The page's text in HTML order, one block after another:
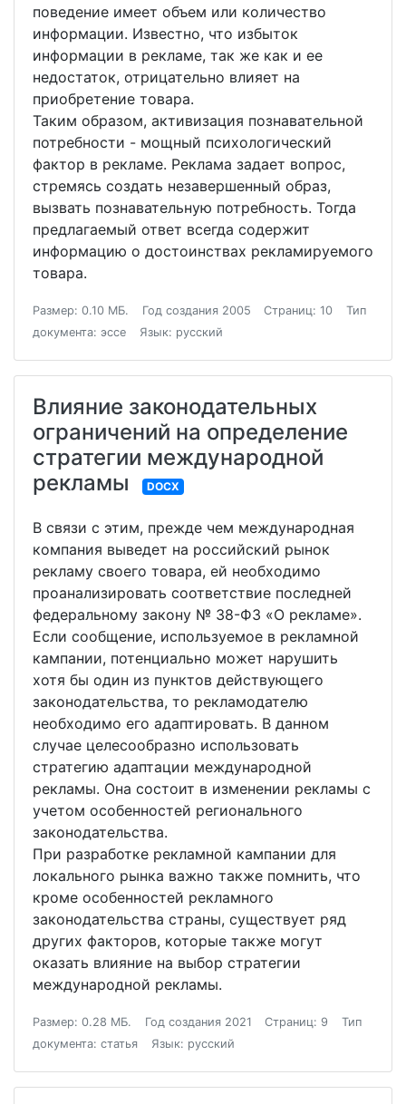
поведение имеет объем или количество
информации. Известно, что избыток
информации в рекламе, так же как и ее
недостаток, отрицательно влияет на
приобретение товара.
Таким образом, активизация познавательной
потребности - мощный психологический
фактор в рекламе. Реклама задает вопрос,
стремясь создать незавершенный образ,
вызвать познавательную потребность. Тогда
предлагаемый ответ всегда содержит
информацию о достоинствах рекламируемого
товара.
Размер: 0.10 МБ. Год создания 2005 Страниц: 10
Тип
документа: эссе
Язык: русский
Влияние законодательных
ограничений на определение
стратегии международной
рекламы
DOCX
В связи с этим, прежде чем международная
компания выведет на российский рынок
рекламу своего товара, ей необходимо
проанализировать соответствие последней
федеральному закону № 38-ФЗ «О рекламе».
Если сообщение, используемое в рекламной
кампании, потенциально может нарушить
хотя бы один из пунктов действующего
законодательства, то рекламодателю
необходимо его адаптировать. В данном
случае целесообразно использовать
стратегию адаптации международной
рекламы. Она состоит в изменении рекламы с
учетом особенностей регионального
законодательства.
При разработке рекламной кампании для
локального рынка важно также помнить, что
кроме особенностей рекламного
законодательства страны, существует ряд
других факторов, которые также могут
оказать влияние на выбор стратегии
международной рекламы.
Размер: 0.28 МБ. Год создания 2021 Страниц: 9
Тип
документа: статья
Язык: русский